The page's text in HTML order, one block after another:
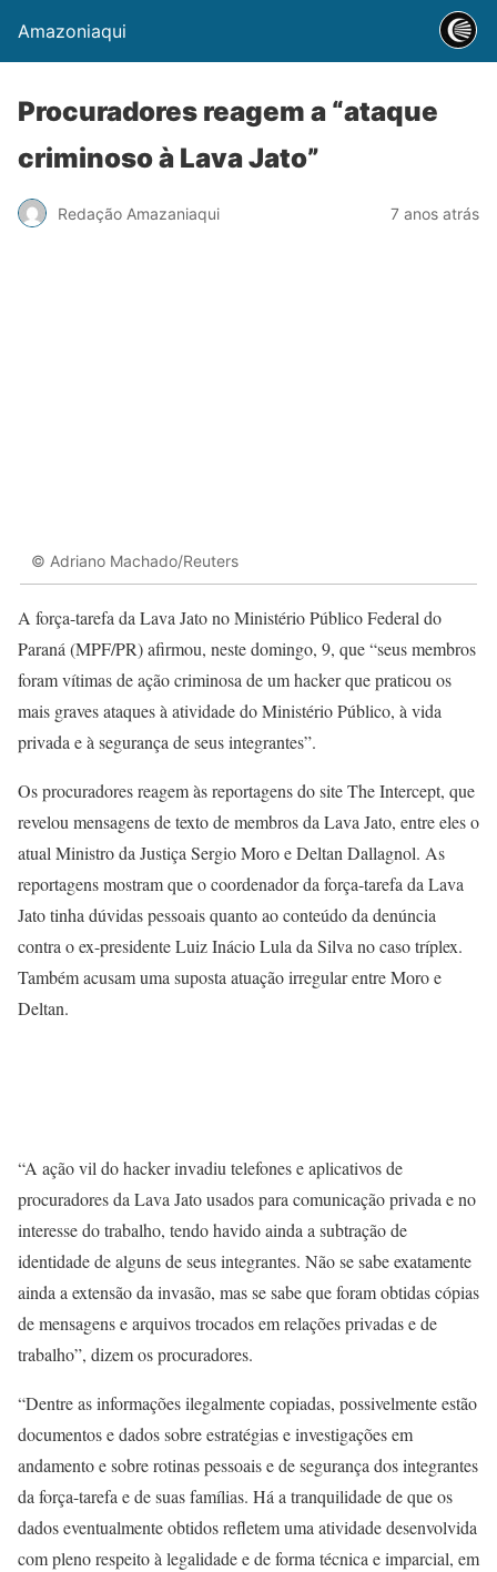
Amazoniaqui
Procuradores reagem a “ataque
criminoso à Lava Jato”
Redação Amazaniaqui 7 anos atrás
© Adriano Machado/Reuters
A força-tarefa da Lava Jato no Ministério Público Federal do
Paraná (MPF/PR) afirmou, neste domingo, 9, que “seus membros
foram vítimas de ação criminosa de um hacker que praticou os
mais graves ataques à atividade do Ministério Público, à vida
privada e à segurança de seus integrantes”.
Os procuradores reagem às reportagens do site The Intercept, que
revelou mensagens de texto de membros da Lava Jato, entre eles o
atual Ministro da Justiça Sergio Moro e Deltan Dallagnol. As
reportagens mostram que o coordenador da força-tarefa da Lava
Jato tinha dúvidas pessoais quanto ao conteúdo da denúncia
contra o ex-presidente Luiz Inácio Lula da Silva no caso tríplex.
Também acusam uma suposta atuação irregular entre Moro e
Deltan.
“A ação vil do hacker invadiu telefones e aplicativos de
procuradores da Lava Jato usados para comunicação privada e no
interesse do trabalho, tendo havido ainda a subtração de
identidade de alguns de seus integrantes. Não se sabe exatamente
ainda a extensão da invasão, mas se sabe que foram obtidas cópias
de mensagens e arquivos trocados em relações privadas e de
trabalho”, dizem os procuradores.
“Dentre as informações ilegalmente copiadas, possivelmente estão
documentos e dados sobre estratégias e investigações em
andamento e sobre rotinas pessoais e de segurança dos integrantes
da força-tarefa e de suas famílias. Há a tranquilidade de que os
dados eventualmente obtidos refletem uma atividade desenvolvida
com pleno respeito à legalidade e de forma técnica e imparcial, em